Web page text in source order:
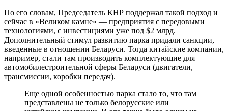
По его словам, Председатель КНР поддержал такой подход и
сейчас в «Великом камне» — предприятия с передовыми
технологиями, с инвестициями уже под $2 млрд.
Дополнительный стимул развитию парка придали санкции,
введенные в отношении Беларуси. Тогда китайские компании,
например, стали там производить комплектующие для
автомобилестроительной сферы Беларуси (двигатели,
трансмиссии, коробки передач).
Еще одной особенностью парка стало то, что там
представлены не только белорусские или